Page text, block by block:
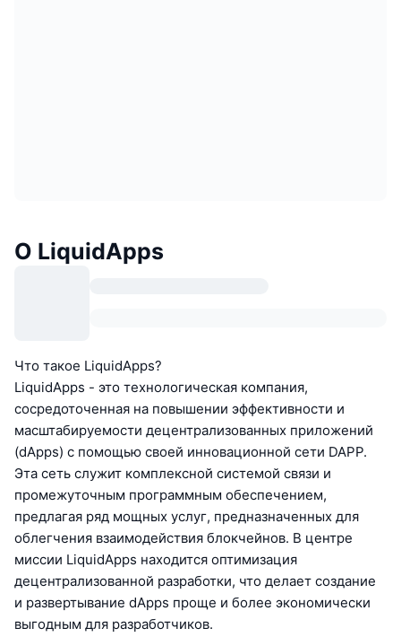
О LiquidApps
Что такое LiquidApps?
LiquidApps - это технологическая компания,
сосредоточенная на повышении эффективности и
масштабируемости децентрализованных приложений
(dApps) с помощью своей инновационной сети DAPP.
Эта сеть служит комплексной системой связи и
промежуточным программным обеспечением,
предлагая ряд мощных услуг, предназначенных для
облегчения взаимодействия блокчейнов. В центре
миссии LiquidApps находится оптимизация
децентрализованной разработки, что делает создание
и развертывание dApps проще и более экономически
выгодным для разработчиков.